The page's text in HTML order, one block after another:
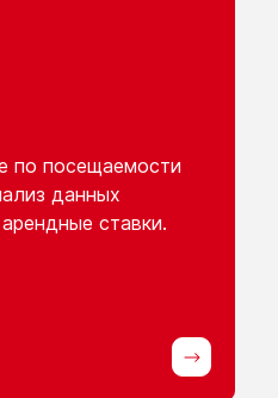
по посещаемости
данных
ставки.